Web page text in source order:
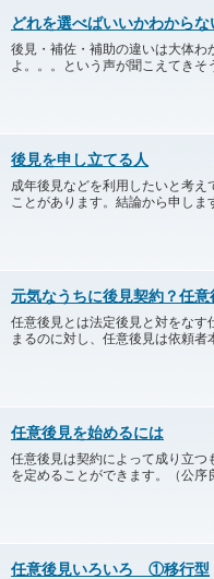
どれを選べばいいかわから
後見・補佐・補助の違いは大体
よ。。。という声が聞こえてきそ
後見を申し立てる人
成年後見などを利用したいと考え
ことがあります。結論から申しま
元気なうちに後見契約？任意
任意後見とは法定後見と対をな
まるのに対し、任意後見は依頼者
任意後見を始めるには
任意後見は契約によって成り立
を定めることができます。（公序
任意後見いろいろ ①移行型